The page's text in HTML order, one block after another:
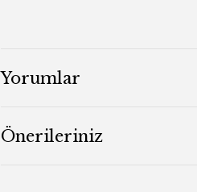
Yorumlar
Önerileriniz